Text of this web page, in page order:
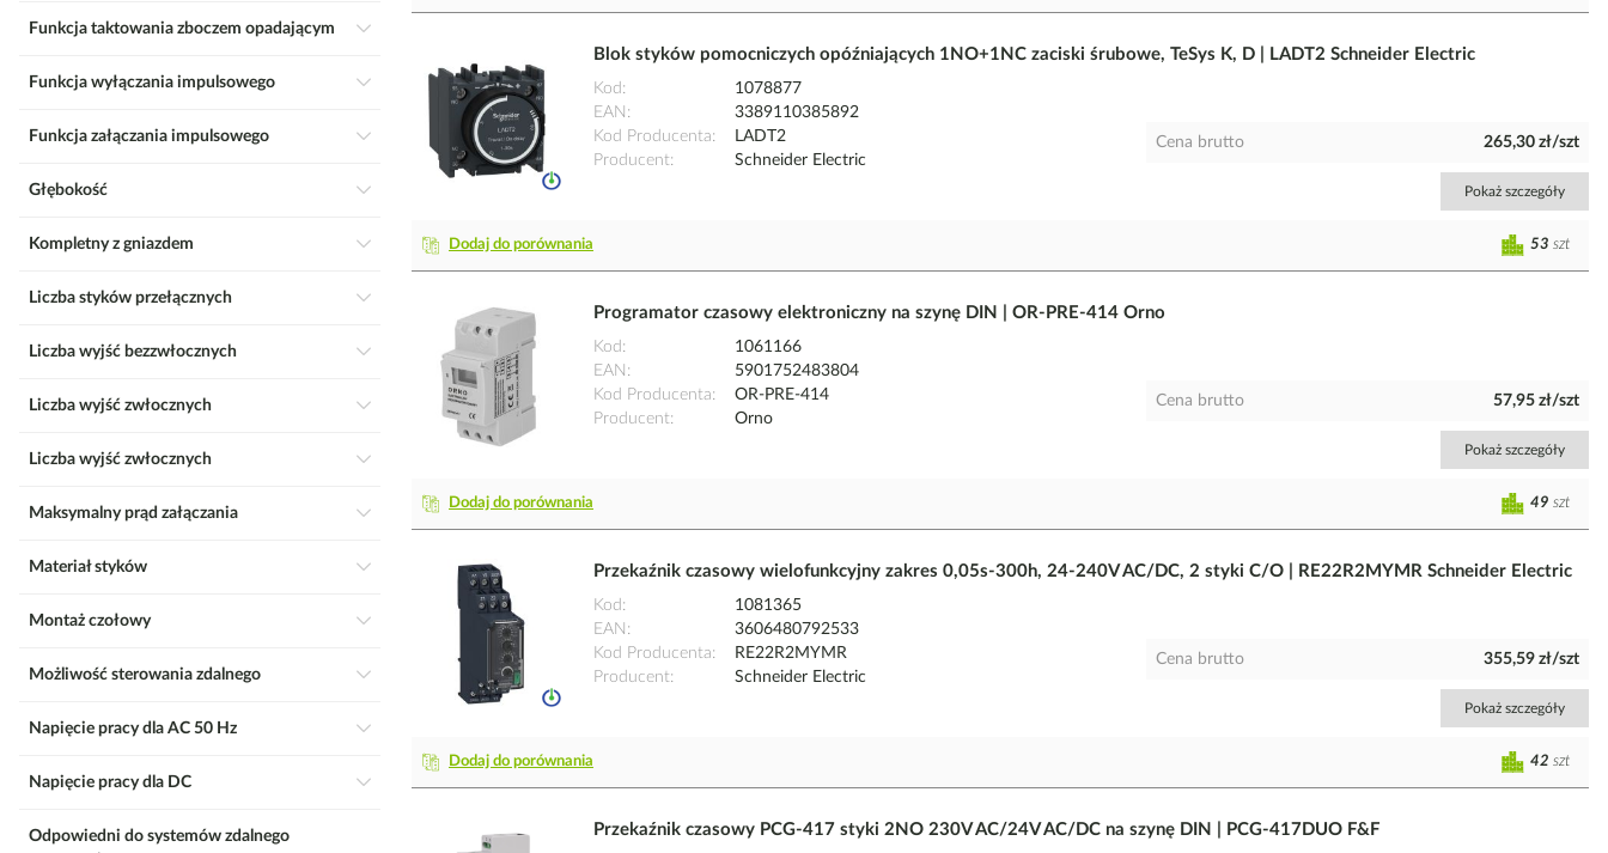
Blok styków pomocniczych opóźniających 1NO+1NC zaciski śrubowe, TeSys K, D | LADT2 Schneider Electric
Kod
1078877
EAN
3389110385892
Kod Producenta
LADT2
Producent
Schneider Electric
Cena brutto 265,30 zł/szt
Pokaż szczegóły
Dodaj do porównania 53 szt
Programator czasowy elektroniczny na szynę DIN | OR-PRE-414 Orno
Kod
1061166
EAN
5901752483804
Kod Producenta
OR-PRE-414
Producent
Orno
Cena brutto 57,95 zł/szt
Pokaż szczegóły
Dodaj do porównania 49 szt
Przekaźnik czasowy wielofunkcyjny zakres 0,05s-300h, 24-240V AC/DC, 2 styki C/O | RE22R2MYMR Schneider Electric
Kod
1081365
EAN
3606480792533
Kod Producenta
RE22R2MYMR
Producent
Schneider Electric
Cena brutto 355,59 zł/szt
Pokaż szczegóły
Dodaj do porównania 42 szt
Przekaźnik czasowy PCG-417 styki 2NO 230V AC/24V AC/DC na szynę DIN | PCG-417DUO F&F
Funkcja taktowania zboczem opadającym
Funkcja wyłączania impulsowego
Funkcja załączania impulsowego
Głębokość
Kompletny z gniazdem
Liczba styków przełącznych
Liczba wyjść bezzwłocznych
Liczba wyjść zwłocznych
Liczba wyjść zwłocznych
Maksymalny prąd załączania
Materiał styków
Montaż czołowy
Możliwość sterowania zdalnego
Napięcie pracy dla AC 50 Hz
Napięcie pracy dla DC
Odpowiedni do systemów zdalnego